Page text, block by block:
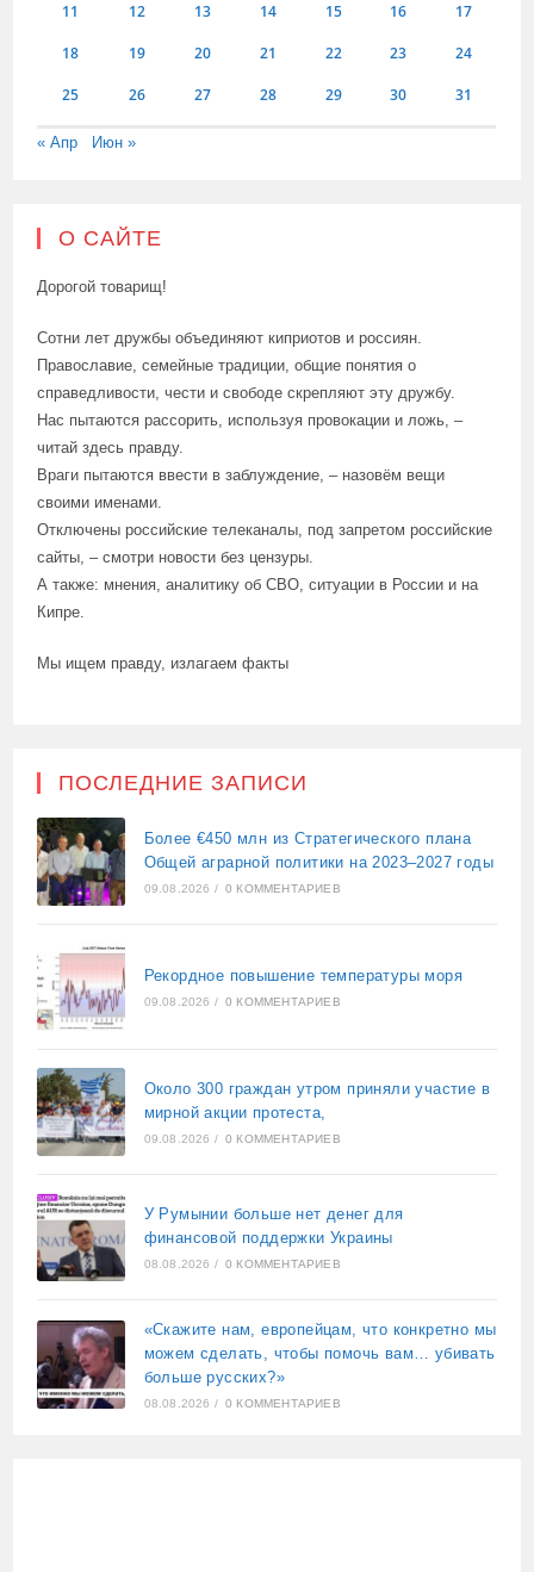
11 12 13 14 15 16 17
18 19 20 21 22 23 24
25 26 27 28 29 30 31
« Апр Июн »
О САЙТЕ
Дорогой товарищ!
Сотни лет дружбы объединяют киприотов и россиян.
Православие, семейные традиции, общие понятия о
справедливости, чести и свободе скрепляют эту дружбу.
Нас пытаются рассорить, используя провокации и ложь, –
читай здесь правду.
Враги пытаются ввести в заблуждение, – назовём вещи
своими именами.
Отключены российские телеканалы, под запретом российские
сайты, – смотри новости без цензуры.
А также: мнения, аналитику об СВО, ситуации в России и на
Кипре.
Мы ищем правду, излагаем факты
ПОСЛЕДНИЕ ЗАПИСИ
Более €450 млн из Стратегического плана
Общей аграрной политики на 2023–2027 годы
09.08.2026 / 0 КОММЕНТАРИЕВ
Рекордное повышение температуры моря
09.08.2026 / 0 КОММЕНТАРИЕВ
Около 300 граждан утром приняли участие в
мирной акции протеста,
09.08.2026 / 0 КОММЕНТАРИЕВ
У Румынии больше нет денег для
финансовой поддержки Украины
08.08.2026 / 0 КОММЕНТАРИЕВ
«Скажите нам, европейцам, что конкретно мы
можем сделать, чтобы помочь вам… убивать
больше русских?»
08.08.2026 / 0 КОММЕНТАРИЕВ